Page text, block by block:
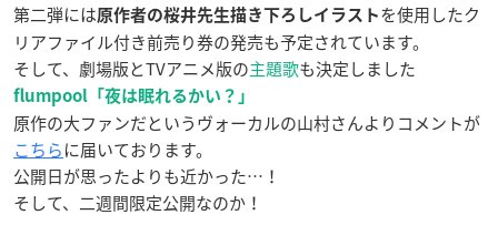
第二弾には原作者の桜井先生描き下ろしイラスト を使用したク
リアファイル付き前売り券の発売も予定されています。
そして、劇場版とTVアニメ版の主題歌も決定しました
flumpool「夜は眠れるかい？」
原作の大ファンだというヴォーカルの山村さんよりコメントが
こちらに届いております。
公開日が思ったよりも近かった…！
そして、二週間限定公開なのか！